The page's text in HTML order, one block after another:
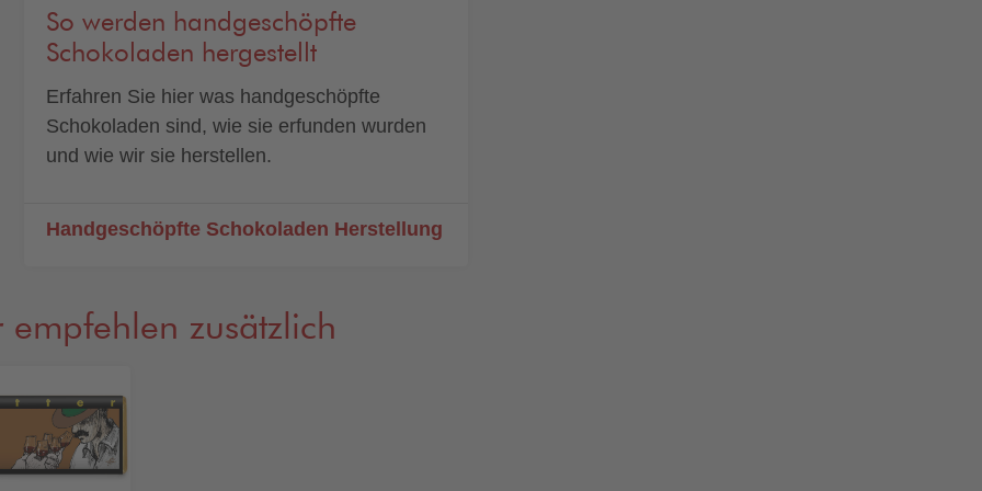
So werden handgeschöpfte
Schokoladen hergestellt
Erfahren Sie hier was handgeschöpfte
Schokoladen sind, wie sie erfunden wurden
und wie wir sie herstellen.
Handgeschöpfte Schokoladen Herstellung
empfehlen zusätzlich